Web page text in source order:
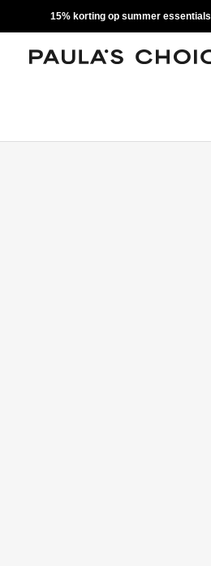
15% korting op summer essentials